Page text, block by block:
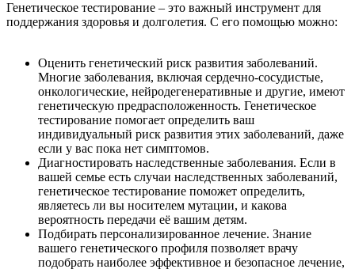
Генетическое тестирование – это важный инструмент для
поддержания здоровья и долголетия. С его помощью можно:
Оценить генетический риск развития заболеваний.
Многие заболевания, включая сердечно-сосудистые,
онкологические, нейродегенеративные и другие, имеют
генетическую предрасположенность. Генетическое
тестирование помогает определить ваш
индивидуальный риск развития этих заболеваний, даже
если у вас пока нет симптомов.
Диагностировать наследственные заболевания. Если в
вашей семье есть случаи наследственных заболеваний,
генетическое тестирование поможет определить,
являетесь ли вы носителем мутации, и какова
вероятность передачи её вашим детям.
Подбирать персонализированное лечение. Знание
вашего генетического профиля позволяет врачу
подобрать наиболее эффективное и безопасное лечение,